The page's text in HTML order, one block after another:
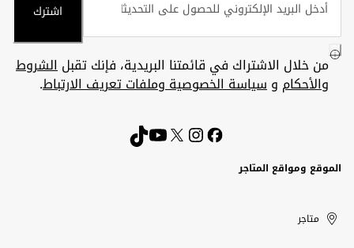
اشترك
من خلال الاشتراك في قائمتنا البريدية، فإنك تقبلالشروط
والأحكام وسياسة الخصوصية وملفات تعريف الارتباط.
الموقع ومواقع المتاجر
United
Arab
Kuwait
الإمارات
العربية
الكويت
متاجر